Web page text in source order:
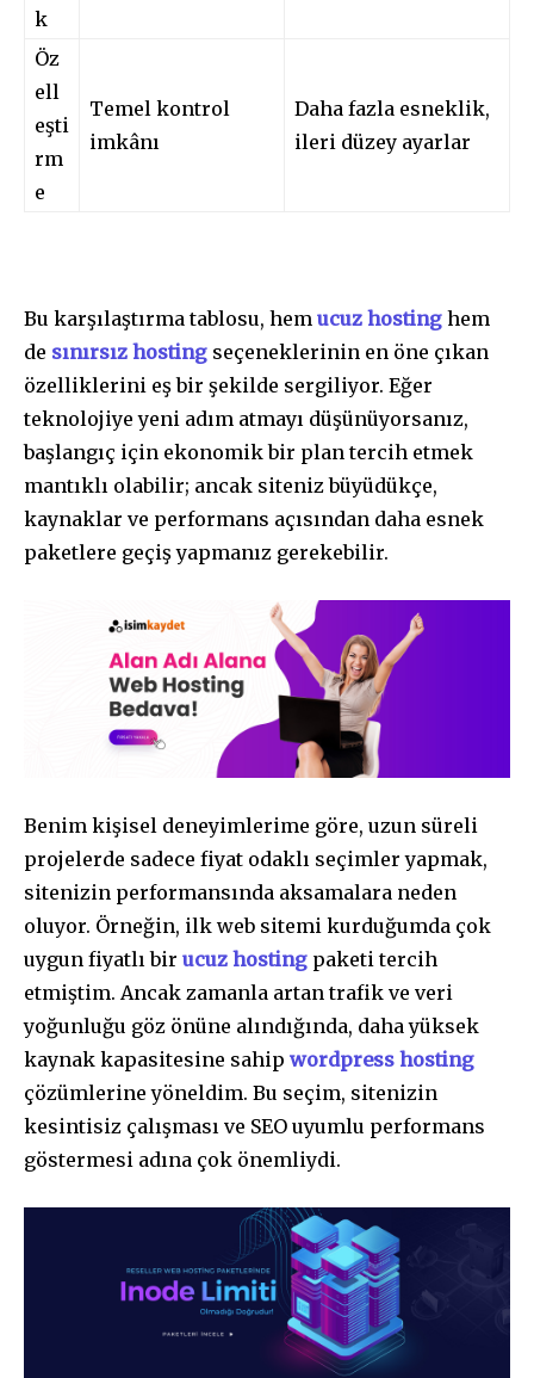
k
Öz
ell
eşti
rm
e
Temel kontrol
imkânı
Daha fazla esneklik,
ileri düzey ayarlar
Bu karşılaştırma tablosu, hem ucuz hosting hem
de sınırsız hosting seçeneklerinin en öne çıkan
özelliklerini eş bir şekilde sergiliyor. Eğer
teknolojiye yeni adım atmayı düşünüyorsanız,
başlangıç için ekonomik bir plan tercih etmek
mantıklı olabilir; ancak siteniz büyüdükçe,
kaynaklar ve performans açısından daha esnek
paketlere geçiş yapmanız gerekebilir.
Benim kişisel deneyimlerime göre, uzun süreli
projelerde sadece fiyat odaklı seçimler yapmak,
sitenizin performansında aksamalara neden
oluyor. Örneğin, ilk web sitemi kurduğumda çok
uygun fiyatlı bir ucuz hosting paketi tercih
etmiştim. Ancak zamanla artan trafik ve veri
yoğunluğu göz önüne alındığında, daha yüksek
kaynak kapasitesine sahip wordpress hosting
çözümlerine yöneldim. Bu seçim, sitenizin
kesintisiz çalışması ve SEO uyumlu performans
göstermesi adına çok önemliydi.